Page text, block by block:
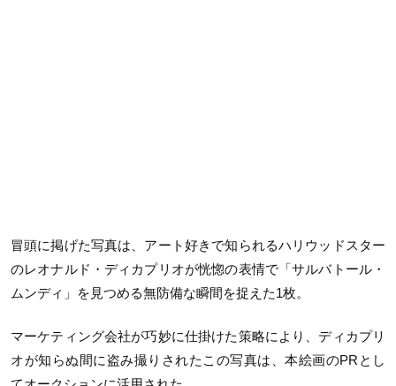
冒頭に掲げた写真は、アート好きで知られるハリウッドスター
のレオナルド・ディカプリオが恍惚の表情で「サルバトール・
ムンディ」を見つめる無防備な瞬間を捉えた1枚。
マーケティング会社が巧妙に仕掛けた策略により、ディカプリ
オが知らぬ間に盗み撮りされたこの写真は、本絵画のPRとし